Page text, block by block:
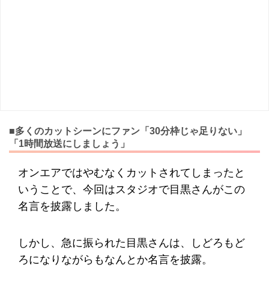
■多くのカットシーンにファン「30分枠じゃ足りない」
「1時間放送にしましょう」
オンエアではやむなくカットされてしまったと
いうことで、今回はスタジオで目黒さんがこの
名言を披露しました。
しかし、急に振られた目黒さんは、しどろもど
ろになりながらもなんとか名言を披露。